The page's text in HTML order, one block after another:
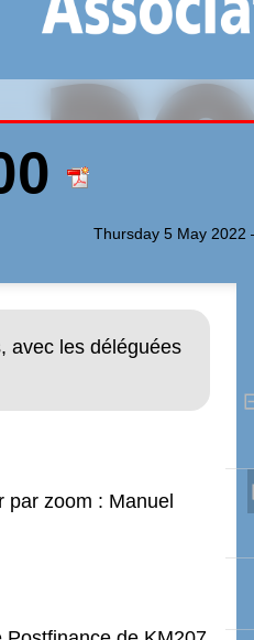
Thursday 5 May
avec les déléguées
par zoom : Manuel